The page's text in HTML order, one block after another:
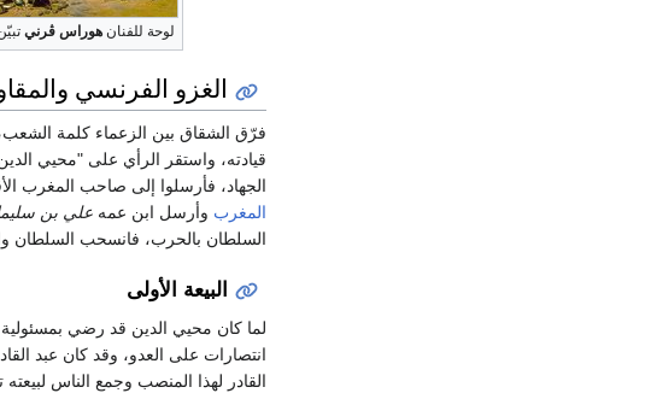
لوحة للفنان هوراس ڤرني
الغزو الفرنسي
فرّق الشقاق بين الزعماء كلمة
قيادته، واستقر الرأي على "محيي
الجهاد، فأرسلوا إلى صاحب المغرب
المغرب وأرسل ابن عمه علي بن
السلطان بالحرب، فانسحب السلطان
البيعة الأولى
لما كان محيي الدين قد رضي
انتصارات على العدو، وقد كان عبد
القادر لهذا المنصب وجمع الناس